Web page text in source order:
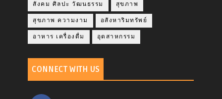
สังคม ศิลปะ วัฒนธรรม สุขภาพ
สุขภาพ ความงาม อสังหาริมทรัพย์
อาหาร เครื่องดื่ม อุตสาหกรรม
CONNECT WITH US